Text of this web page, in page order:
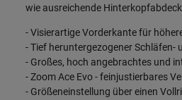
wie ausreichende
- Visierartige Vorderkante für
- Tief heruntergezogener
- Großes, hoch angebrachtes und
- Zoom Ace Evo - feinjustierbares
- Größeneinstellung über einen